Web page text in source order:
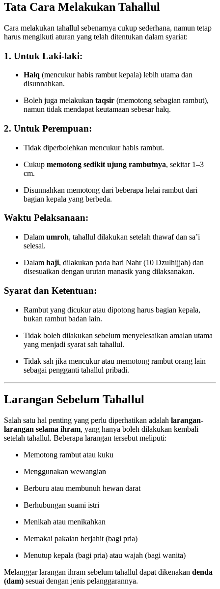
Tata Cara Melakukan Tahallul
Cara melakukan tahallul sebenarnya cukup sederhana, namun tetap
harus mengikuti aturan yang telah ditentukan dalam syariat:
1. Untuk Laki-laki:
Halq (mencukur habis rambut kepala) lebih utama dan
disunnahkan.
Boleh juga melakukan taqsir (memotong sebagian rambut),
namun tidak mendapat keutamaan sebesar halq.
2. Untuk Perempuan:
Tidak diperbolehkan mencukur habis rambut.
Cukup memotong sedikit ujung rambutnya, sekitar 1–3
cm.
Disunnahkan memotong dari beberapa helai rambut dari
bagian kepala yang berbeda.
Waktu Pelaksanaan:
Dalam umroh, tahallul dilakukan setelah thawaf dan sa’i
selesai.
Dalam haji, dilakukan pada hari Nahr (10 Dzulhijjah) dan
disesuaikan dengan urutan manasik yang dilaksanakan.
Syarat dan Ketentuan:
Rambut yang dicukur atau dipotong harus bagian kepala,
bukan rambut badan lain.
Tidak boleh dilakukan sebelum menyelesaikan amalan utama
yang menjadi syarat sah tahallul.
Tidak sah jika mencukur atau memotong rambut orang lain
sebagai pengganti tahallul pribadi.
Larangan Sebelum Tahallul
Salah satu hal penting yang perlu diperhatikan adalah larangan-
larangan selama ihram, yang hanya boleh dilakukan kembali
setelah tahallul. Beberapa larangan tersebut meliputi:
Memotong rambut atau kuku
Menggunakan wewangian
Berburu atau membunuh hewan darat
Berhubungan suami istri
Menikah atau menikahkan
Memakai pakaian berjahit (bagi pria)
Menutup kepala (bagi pria) atau wajah (bagi wanita)
Melanggar larangan ihram sebelum tahallul dapat dikenakan denda
(dam) sesuai dengan jenis pelanggarannya.